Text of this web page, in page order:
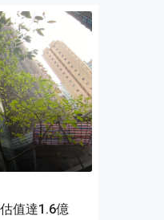
值達1.6億